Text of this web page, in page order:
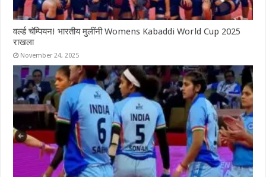
वर्ल्ड चॅम्पियन! भारतीय मुलींनी Womens Kabaddi World Cup 2025
राखला
November 24, 2025